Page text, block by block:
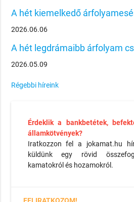
A hét kiemelkedő
2026.06.06
A hét legdrámaibb árfolyam
2026.05.09
Régebbi híreink
Érdeklik a bankbetétek,
államkötvények?
Iratkozzon fel a jokamat.hu
küldünk egy rövid
kamatokról és hozamokról.